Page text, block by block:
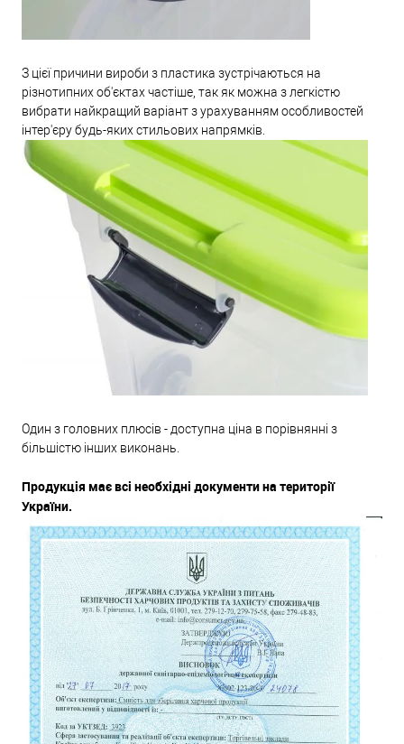
З цієї причини вироби з пластика зустрічаються на
різнотипних об'єктах частіше, так як можна з легкістю
вибрати найкращий варіант з урахуванням особливостей
інтер'єру будь-яких стильових напрямків.
Один з головних плюсів - доступна ціна в порівнянні з
більшістю інших виконань.
Продукція має всі необхідні документи на території
України.